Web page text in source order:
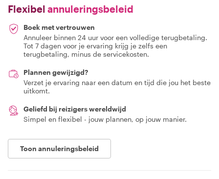
Flexibel annuleringsbeleid
Boek met vertrouwen
Annuleer binnen 24 uur voor een volledige terugbetaling.
Tot 7 dagen voor je ervaring krijg je zelfs een
terugbetaling, minus de servicekosten.
Plannen gewijzigd?
Verzet je ervaring naar een datum en tijd die jou het beste
uitkomt.
Geliefd bij reizigers wereldwijd
Simpel en flexibel - jouw plannen, op jouw manier.
Toon annuleringsbeleid